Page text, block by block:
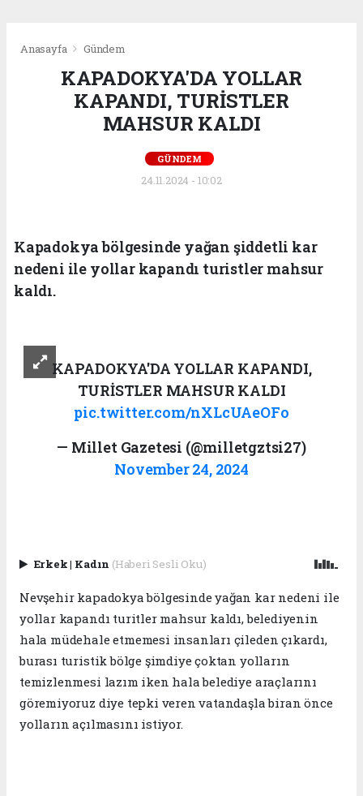
Anasayfa Gündem
KAPADOKYA'DA YOLLAR
KAPANDI, TURİSTLER
MAHSUR KALDI
GÜNDEM
24.11.2024 - 10:02
Kapadokya bölgesinde yağan şiddetli kar
nedeni ile yollar kapandı turistler mahsur
kaldı.
KAPADOKYA'DA YOLLAR KAPANDI,
TURİSTLER MAHSUR KALDI
pic.twitter.com/nXLcUAeOFo
— Millet Gazetesi (@milletgztsi27)
November 24, 2024
Erkek| Kadın (Haberi Sesli Oku)
Nevşehir kapadokya bölgesinde yağan kar nedeni ile
yollar kapandı turitler mahsur kaldı, belediyenin
hala müdehale etmemesi insanları çileden çıkardı,
burası turistik bölge şimdiye çoktan yolların
temizlenmesi lazım iken hala belediye araçlarını
göremiyoruz diye tepki veren vatandaşla biran önce
yolların açılmasını istiyor.